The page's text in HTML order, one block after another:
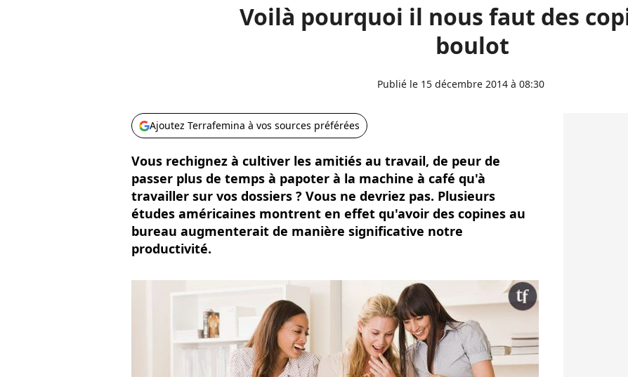
Voilà pourquoi il nous faut des
boulot
Publié le 15 décembre 2014 à 08:30
Ajoutez Terrafemina à vos sources préférées
Vous rechignez à cultiver les amitiés au travail, de peur de
passer plus de temps à papoter à la machine à café qu'à
travailler sur vos dossiers ? Vous ne devriez pas. Plusieurs
études américaines montrent en effet qu'avoir des copines au
bureau augmenterait de manière significative notre
productivité.